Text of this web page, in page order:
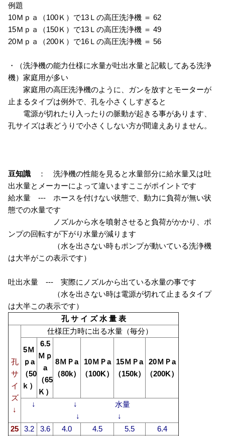
例題
10Ｍｐａ（100Ｋ）で13Ｌの高圧洗浄機 ＝ 62
15Ｍｐａ（150Ｋ）で13Ｌの高圧洗浄機 ＝ 49
20Ｍｐａ（200Ｋ）で16Ｌの高圧洗浄機 ＝ 56
・（洗浄機の能力仕様に水量が吐出水量と記載してある洗浄
機）家庭用が多い
家庭用の高圧洗浄機のように、ガンを放すとモーターが
止まるタイプは例外で、孔を小さくしすぎると
電源が切れたり入ったりの脈動が起きる事があります、
孔サイズは表どうりで小さくしない方が間違えありません。
豆知識 ： 洗浄機の性能を見ると水量部分に給水量又は吐
出水量とメーカーによって違いますここがポイントです
給水量 --- ホースを付けない状態で、動力に負荷が無い状
態での水量です
ノズルから水を噴射させると負荷がかかり、ポ
ンプの回転すが下がり水量が減ります
（水を出さない時もポンプが動いている洗浄機
は大半がこの表示です）
吐出水量 --- 実際にノズルから出ている水量の事です
（水を出さない時は電源が切れて止まるタイプ
は大半この表示です）
孔 サ イ ズ 水 量 表
孔
サ
イ
ズ
↓
仕様圧力時に出る水量（毎分）
5Ｍ
ｐa
（50
ｋ）
6.5
Ｍｐ
a
（65
Ｋ）
8ＭＰa
（80k）
10ＭＰa
（100K）
15ＭＰa
（150k）
20ＭＰa
（200K）
↓ ↓ 水量
↓ ↓
25
3.2 3.6 4.0 4.5 5.5
6.4